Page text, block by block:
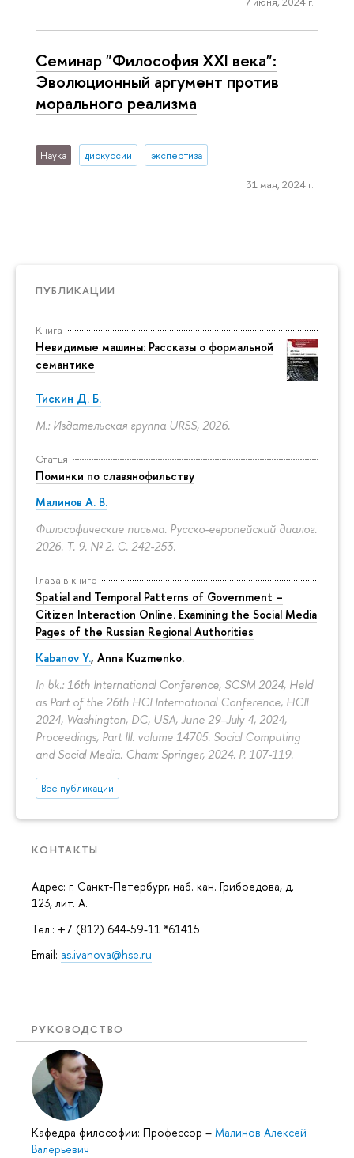
ПУБЛИКАЦИИ
Книга
Невидимые машины: Рассказы о формальной
семантике
Тискин Д. Б.
М.: Издательская группа URSS, 2026.
Статья
Поминки по славянофильству
Малинов А. В.
Философические письма. Русско-европейский диалог.
2026. Т. 9. № 2. С. 242-253.
Глава в книге
Spatial and Temporal Patterns of Government –
Citizen Interaction Online. Examining the Social Media
Pages of the Russian Regional Authorities
Kabanov Y., Anna Kuzmenko.
In bk.: 16th International Conference, SCSM 2024, Held
as Part of the 26th HCI International Conference, HCII
2024, Washington, DC, USA, June 29–July 4, 2024,
Proceedings, Part III. volume 14705. Social Computing
and Social Media. Cham: Springer, 2024. P. 107-119.
Все публикации
КОНТАКТЫ
Адрес: г. Санкт-Петербург, наб. кан. Грибоедова, д.
123, лит. А.
Тел.: +7 (812) 644-59-11 *61415
Email: as.ivanova@hse.ru
РУКОВОДСТВО
Кафедра философии: Профессор – Малинов Алексей
Валерьевич
Семинар "Философия XXI века":
Эволюционный аргумент против
морального реализма
Наука дискуссии экспертиза
31 мая, 2024 г.